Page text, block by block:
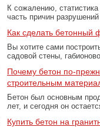
К сожалению,
часть причин
Как сделать бетонный
Вы хотите сами
садовой стены,
Почему бетон по-
строительным
Бетон был основным
лет, и сегодня он
Купить бетон на